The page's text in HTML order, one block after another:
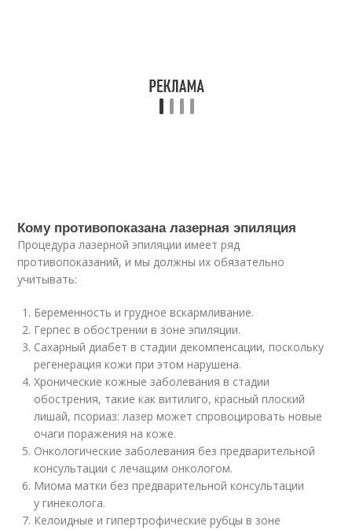
Кому противопоказана лазерная эпиляция
Процедура лазерной эпиляции имеет ряд
противопоказаний, и мы должны их обязательно
учитывать:
Беременность и грудное вскармливание.
Герпес в обострении в зоне эпиляции.
Сахарный диабет в стадии декомпенсации, поскольку
регенерация кожи при этом нарушена.
Хронические кожные заболевания в стадии
обострения, такие как витилиго, красный плоский
лишай, псориаз: лазер может спровоцировать новые
очаги поражения на коже.
Онкологические заболевания без предварительной
консультации с лечащим онкологом.
Миома матки без предварительной консультации
у гинеколога.
Келоидные и гипертрофические рубцы в зоне